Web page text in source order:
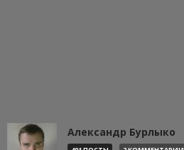
Александр Бурлыко